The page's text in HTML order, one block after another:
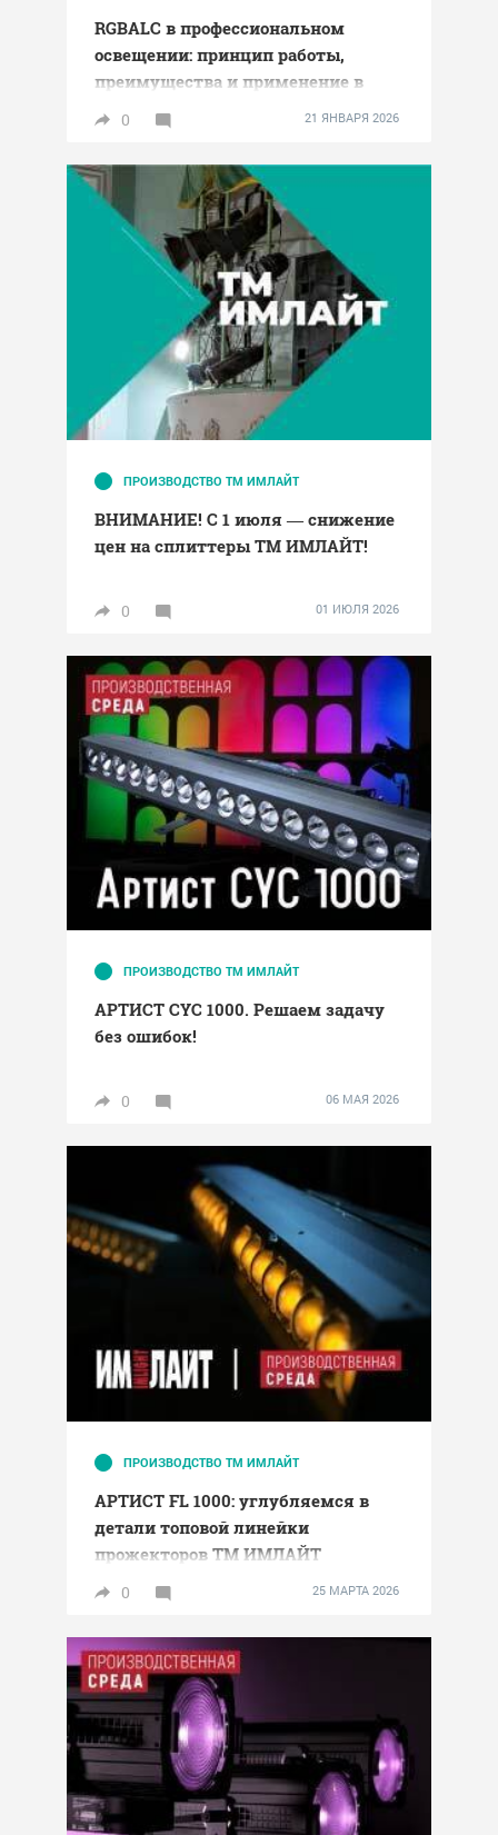
RGBALC в профессиональном
освещении: принцип работы,
преимущества и применение в
прожекторах АРТИСТ от ТМ
ИМЛАЙТ
0 21 ЯНВАРЯ 2026
ПРОИЗВОДСТВО ТМ ИМЛАЙТ
ВНИМАНИЕ! С 1 июля — снижение
цен на сплиттеры ТМ ИМЛАЙТ!
0 01 ИЮЛЯ 2026
ПРОИЗВОДСТВО ТМ ИМЛАЙТ
АРТИСТ CYC 1000. Решаем задачу
без ошибок!
0 06 МАЯ 2026
ПРОИЗВОДСТВО ТМ ИМЛАЙТ
АРТИСТ FL 1000: углубляемся в
детали топовой линейки
прожекторов ТМ ИМЛАЙТ
0 25 МАРТА 2026